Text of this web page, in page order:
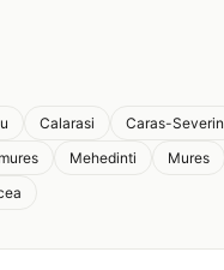
Calarasi Caras-Severin
Mehedinti Mures